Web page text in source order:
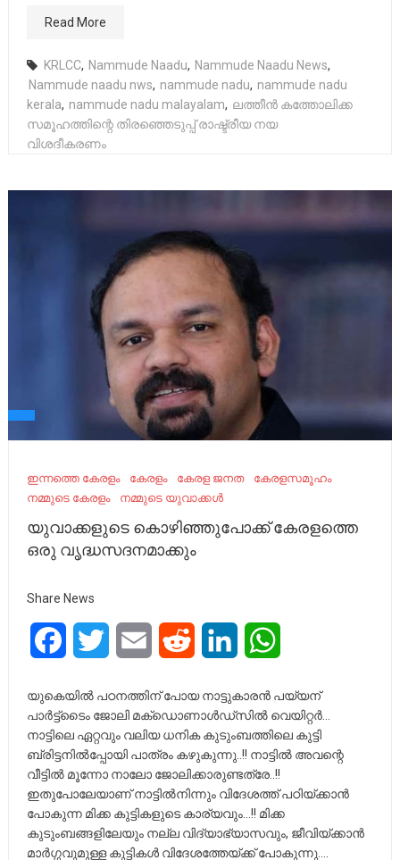
Read More
KRLCC, Nammude Naadu, Nammude Naadu News,
Nammude naadu nws, nammude nadu, nammude nadu
kerala, nammude nadu malayalam, ലത്തീൻ കത്തോലിക്ക
സമൂഹത്തിന്റെ തിരഞ്ഞെടുപ്പ് രാഷ്ട്രീയ നയ
വിശദീകരണം
ഇന്നത്തെ കേരളം കേരളം കേരള ജനത
കേരളസമൂഹം
നമ്മുടെ കേരളം
നമ്മുടെ യുവാക്കൾ
യുവാക്കളുടെ കൊഴിഞ്ഞുപോക്ക് കേരളത്തെ
ഒരു വൃദ്ധസദനമാക്കും
Share News
FacebookTwitter Email Reddit LinkedIn
യുകെയിൽ പഠനത്തിന് പോയ നാട്ടുകാരൻ പയ്യന്
പാർട്ട്ടൈം ജോലി മക്ഡൊണാൾഡ്സിൽ വെയിറ്റർ…
നാട്ടിലെ ഏറ്റവും വലിയ ധനിക കുടുംബത്തിലെ കുട്ടി
ബ്രിട്ടനിൽപ്പോയി പാത്രം കഴുകുന്നു..!! നാട്ടിൽ അവന്റെ
വീട്ടിൽ മൂന്നോ നാലോ ജോലിക്കാരുണ്ടത്രേ..!!
ഇതുപോലേയാണ് നാട്ടിൽനിന്നും വിദേശത്ത് പഠിയ്ക്കാൻ
പോകുന്ന മിക്ക കുട്ടികളുടെ കാര്യവും…!! മിക്ക
കുടുംബങ്ങളിലേയും നല്ല വിദ്യാഭ്യാസവും, ജീവിയ്ക്കാൻ
മാർഗ്ഗവുമുള്ള കുട്ടികൾ വിദേശത്തേയ്ക്ക് പോകുന്നു….